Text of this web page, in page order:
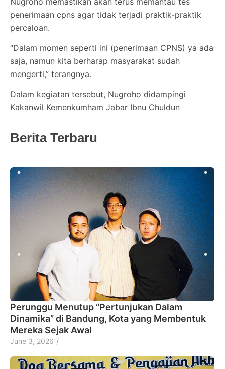
penerimaan cpns agar tidak terjadi praktik-praktik
percaloan.
“Dalam momen seperti ini (penerimaan CPNS) ya ada
saja, namun kita berharap masyarakat sudah
mengerti,” terangnya.
Dalam kegiatan tersebut, Nugroho didampingi
Kakanwil Kemenkumham Jabar Ibnu Chuldun
Berita Terbaru
Perunggu Menutup “Pertunjukan Dalam
Dinamika” di Bandung, Kota yang Membentuk
Mereka Sejak Awal
June 3, 2026 /